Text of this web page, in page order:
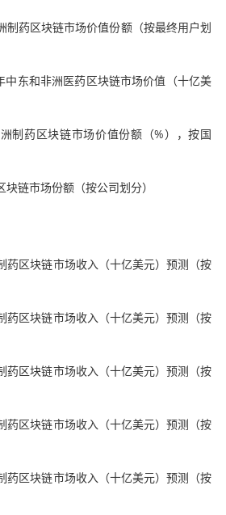
制药区块链市场价值份额（按最终用户划
东和非洲医药区块链市场价值（十亿美
制药区块链市场价值份额（%），按国
链市场份额（按公司划分）
药区块链市场收入（十亿美元）预测（按
药区块链市场收入（十亿美元）预测（按
药区块链市场收入（十亿美元）预测（按
药区块链市场收入（十亿美元）预测（按
药区块链市场收入（十亿美元）预测（按